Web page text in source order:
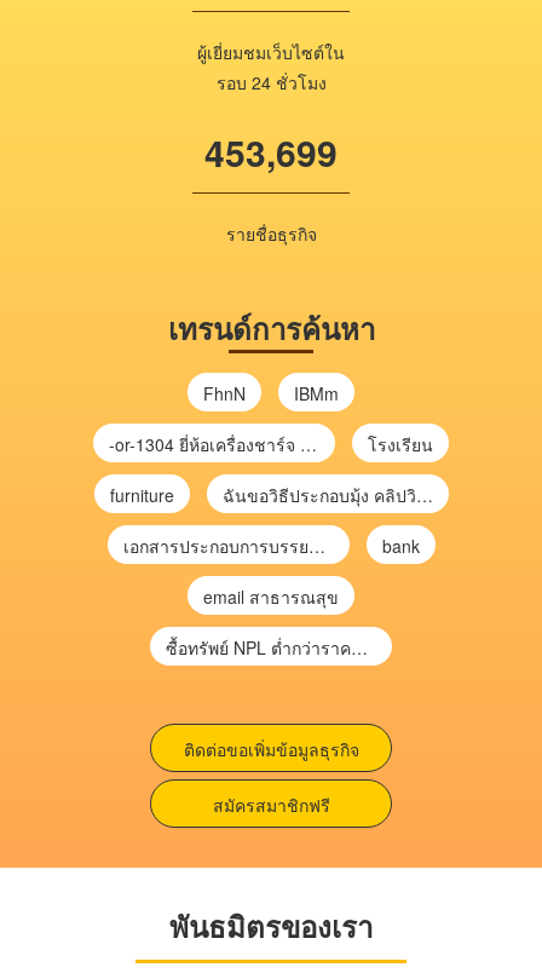
ผู้เยี่ยมชมเว็บไซต์ใน
รอบ 24 ชั่วโมง
453,699
รายชื่อธุรกิจ
เทรนด์การค้นหา
FhnN IBMm
-or-1304 ยี่ห้อเครื่องชาร์จ chargecore โรงเรียน
furniture ฉันขอวิธีประกอบมุ้ง คลิปวิดีโอ การประกอบมุ้ง
เอกสารประกอบการบรรยาย การประเมินความเสี่ยงเพื่อวางแผนการตรวจสอบ \ bank
email สาธารณสุข
ซื้อทรัพย์ NPL ต่ำกว่าราคาตลาด 30-70% แบบไม่ต้องไปประมูล”
ติดต่อขอเพิ่มข้อมูลธุรกิจ
สมัครสมาชิกฟรี
พันธมิตรของเรา